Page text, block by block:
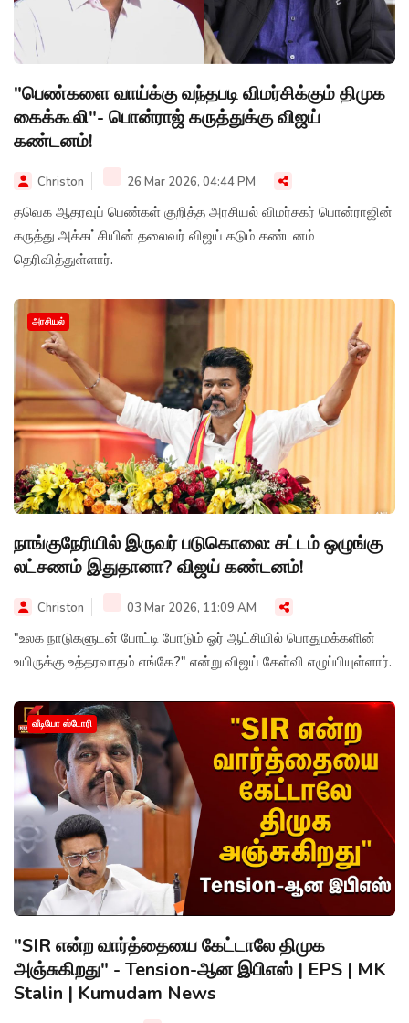
"பெண்களை வாய்க்கு வந்தபடி விமர்சிக்கும் திமுக
கைக்கூலி"- பொன்ராஜ் கருத்துக்கு விஜய்
கண்டனம்!
Christon 26 Mar 2026, 04:44 PM
தவெக ஆதரவுப் பெண்கள் குறித்த அரசியல் விமர்சகர் பொன்ராஜின்
கருத்து அக்கட்சியின் தலைவர் விஜய் கடும் கண்டனம்
தெரிவித்துள்ளார்.
அரசியல்
நாங்குநேரியில் இருவர் படுகொலை: சட்டம் ஒழுங்கு
லட்சணம் இதுதானா? விஜய் கண்டனம்!
Christon 03 Mar 2026, 11:09 AM
"உலக நாடுகளுடன் போட்டி போடும் ஓர் ஆட்சியில் பொதுமக்களின்
உயிருக்கு உத்தரவாதம் எங்கே?" என்று விஜய் கேள்வி எழுப்பியுள்ளார்.
வீடியோ ஸ்டோரி
"SIR என்ற வார்த்தையை கேட்டாலே திமுக
அஞ்சுகிறது" - Tension-ஆன இபிஎஸ் | EPS | MK
Stalin | Kumudam News